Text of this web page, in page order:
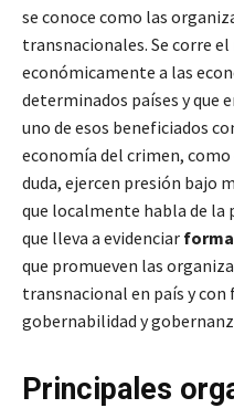
se conoce como las
transnacionales. Se corre
económicamente a las
determinados países y que
uno de esos beneficiados
economía del crimen,
duda, ejercen presión bajo
que localmente habla de la
que lleva a evidenciar
que promueven las
transnacional en país y con
gobernabilidad y
Principales